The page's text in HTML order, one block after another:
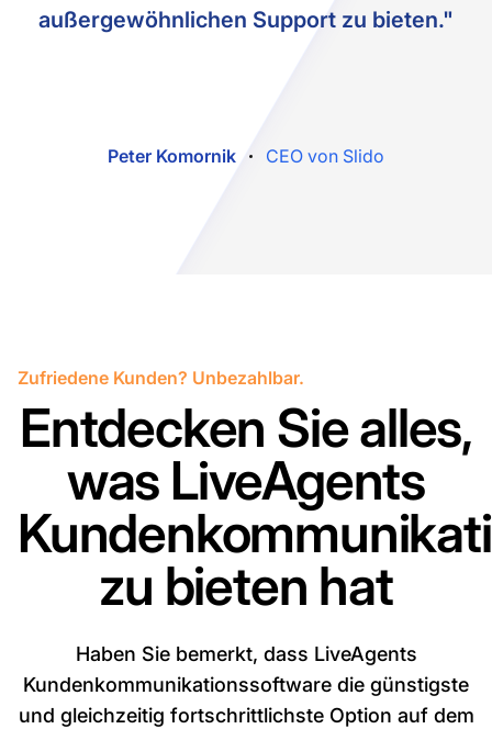
außergewöhnlichen Support zu bieten."
Peter Komornik CEO von Slido
Zufriedene Kunden? Unbezahlbar.
Entdecken Sie alles,
was LiveAgents
zu bieten hat
Haben Sie bemerkt, dass LiveAgents
Kundenkommunikationssoftware die günstigste
und gleichzeitig fortschrittlichste Option auf dem